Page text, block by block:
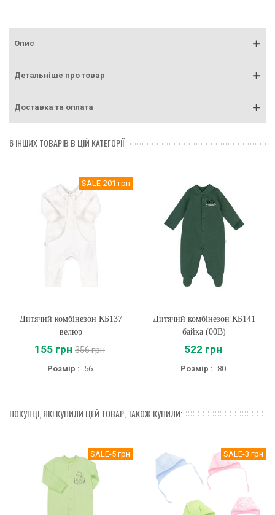
Опис
Детальніше про товар
Доставка та оплата
6 ІНШИХ ТОВАРІВ В ЦІЙ КАТЕГОРІЇ:
SALE-201 грн
Дитячий комбінезон КБ137
велюр
155 грн 356 грн
Розмір : 56
Дитячий комбінезон КБ141
байка (00B)
522 грн
Розмір : 80
ПОКУПЦІ, ЯКІ КУПИЛИ ЦЕЙ ТОВАР, ТАКОЖ КУПИЛИ:
SALE-5 грн SALE-3 грн